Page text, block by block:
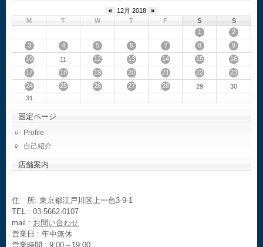
« 12月 2018
»
M
T W T F S
S
1
2
3
4 5 6 7 8
9
10
11 12 13 14 15
16
17
18 19 20 21 22
23
24
25 26 27 28 29
30
31
固定ページ
Profile
自己紹介
店舗案内
住 所: 東京都江戸川区上一色3-9-1
TEL : 03-5662-0107
mail : お問い合わせ
営業日 : 年中無休
営業時間 : 9:00～19:00